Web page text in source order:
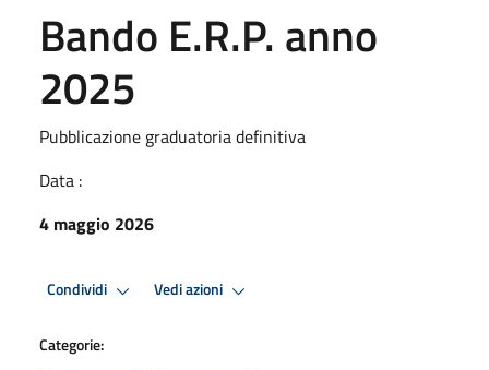
Bando E.R.P. anno
2025
Pubblicazione graduatoria definitiva
Data :
4 maggio 2026
Condividi Vedi azioni
Categorie: